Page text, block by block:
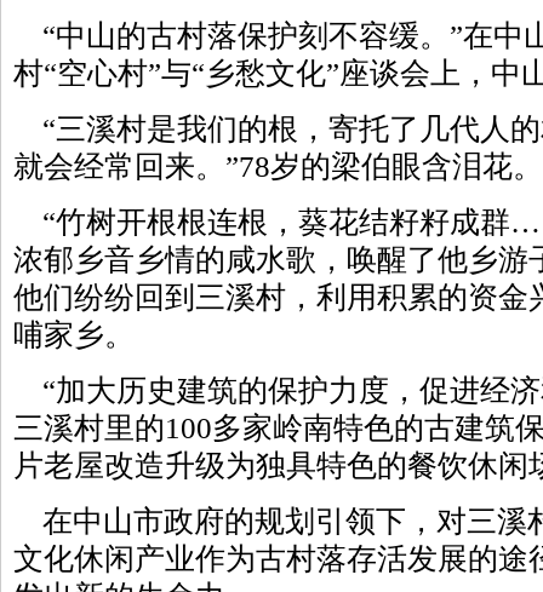
“中山的古村落保护刻不容缓。”在中
村“空心村”与“乡愁文化”座谈会上，中
“三溪村是我们的根，寄托了几代人
就会经常回来。”78岁的梁伯眼含泪花。
“竹树开根根连根，葵花结籽籽成群
浓郁乡音乡情的咸水歌，唤醒了他乡游
他们纷纷回到三溪村，利用积累的资金
哺家乡。
“加大历史建筑的保护力度，促进经
三溪村里的100多家岭南特色的古建筑
片老屋改造升级为独具特色的餐饮休闲
在中山市政府的规划引领下，对三溪
文化休闲产业作为古村落存活发展的途